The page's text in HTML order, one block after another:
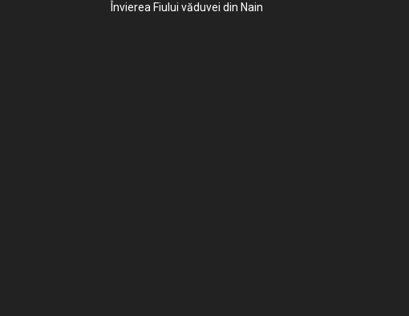
Învierea Fiului văduvei din Nain